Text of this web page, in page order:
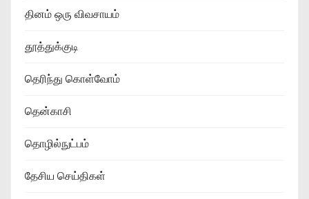
தினம் ஒரு விவசாயம்
தூத்துக்குடி
தெரிந்து கொள்வோம்
தென்காசி
தொழில்நுட்பம்
தேசிய செய்திகள்